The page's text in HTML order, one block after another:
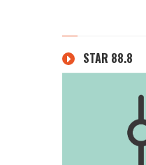
STAR 88.8